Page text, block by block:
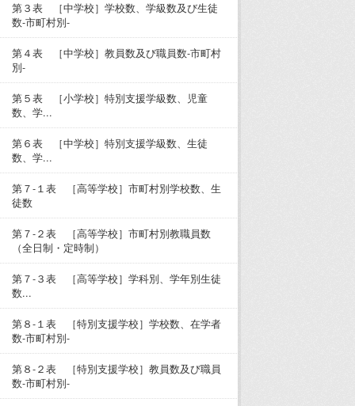
第３表 ［中学校］学校数、学級数及び生徒
数-市町村別-
第４表 ［中学校］教員数及び職員数-市町村
別-
第５表 ［小学校］特別支援学級数、児童
数、学...
第６表 ［中学校］特別支援学級数、生徒
数、学...
第７-１表 ［高等学校］市町村別学校数、生
徒数
第７-２表 ［高等学校］市町村別教職員数
（全日制・定時制）
第７-３表 ［高等学校］学科別、学年別生徒
数...
第８-１表 ［特別支援学校］学校数、在学者
数-市町村別-
第８-２表 ［特別支援学校］教員数及び職員
数-市町村別-